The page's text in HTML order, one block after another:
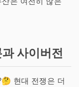
사이버전
현대 전쟁은 더